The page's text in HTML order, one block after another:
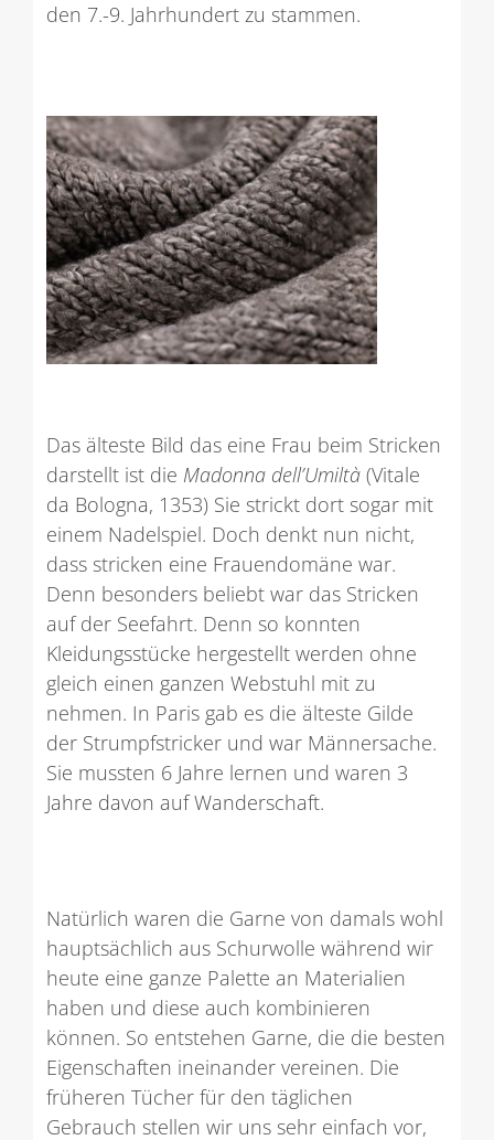
den 7.-9. Jahrhundert zu stammen.
Das älteste Bild das eine Frau beim Stricken
darstellt ist die Madonna dell’Umiltà(Vitale
da Bologna, 1353) Sie strickt dort sogar mit
einem Nadelspiel. Doch denkt nun nicht,
dass stricken eine Frauendomäne war.
Denn besonders beliebt war das Stricken
auf der Seefahrt. Denn so konnten
Kleidungsstücke hergestellt werden ohne
gleich einen ganzen Webstuhl mit zu
nehmen. In Paris gab es die älteste Gilde
der Strumpfstricker und war Männersache.
Sie mussten 6 Jahre lernen und waren 3
Jahre davon auf Wanderschaft.
Natürlich waren die Garne von damals wohl
hauptsächlich aus Schurwolle während wir
heute eine ganze Palette an Materialien
haben und diese auch kombinieren
können. So entstehen Garne, die die besten
Eigenschaften ineinander vereinen. Die
früheren Tücher für den täglichen
Gebrauch stellen wir uns sehr einfach vor,